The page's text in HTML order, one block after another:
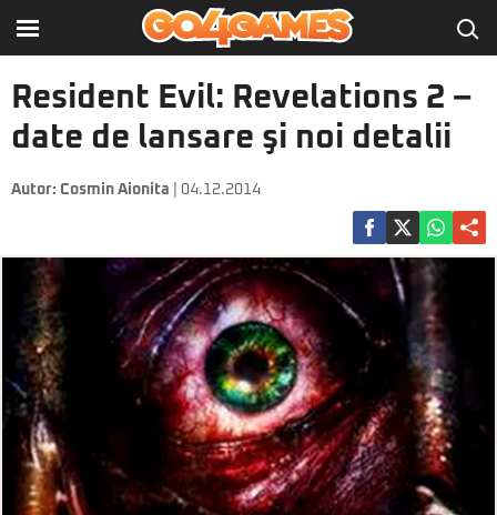
Resident Evil: Revelations 2 –
date de lansare şi noi detalii
Autor: Cosmin Aionita | 04.12.2014